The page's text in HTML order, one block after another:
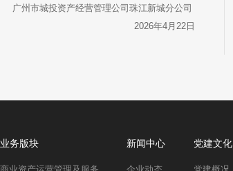
广州市城投资产经营管理公司珠江新城分公司
2026年4月22日
业务版块 新闻中心 党建文化